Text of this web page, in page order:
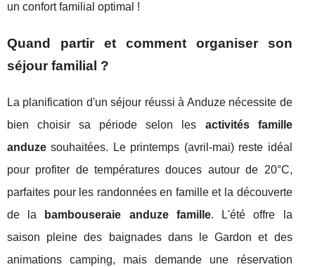
un confort familial optimal !
Quand partir et comment organiser son
séjour familial ?
La planification d'un séjour réussi à Anduze nécessite de
bien choisir sa période selon les activités famille
anduze souhaitées. Le printemps (avril-mai) reste idéal
pour profiter de températures douces autour de 20°C,
parfaites pour les randonnées en famille et la découverte
de la
bambouseraie anduze famille. L'été offre la
saison pleine des baignades dans le Gardon et des
animations camping, mais demande une réservation